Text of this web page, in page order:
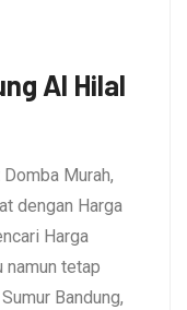
Al Hilal
Murah,
dengan Harga
Harga
namun tetap
Bandung,